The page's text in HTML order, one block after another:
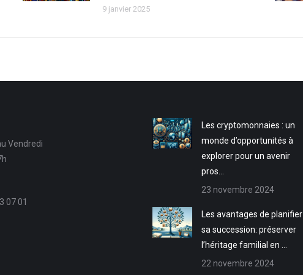
9 janvier 2025
Vendredi
07 01
Les cryptomonnaies : un
monde d’opportunités à
explorer pour un avenir
pros…
23 novembre 2024
Les avantages de planifier
sa succession: préserver
l’héritage familial en …
22 novembre 2024